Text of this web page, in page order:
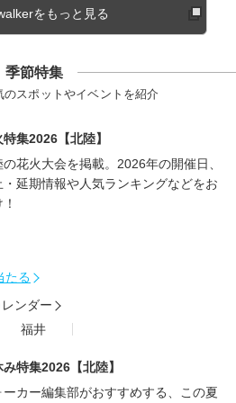
をもっと見る
季節特集
のスポットやイベントを紹介
集2026【北陸】
の花火大会を掲載。2026年の開催日、
・延期情報や人気ランキングなどをお
たる
ンダー
福井
特集2026【北陸】
ーカー編集部がおすすめする、この夏